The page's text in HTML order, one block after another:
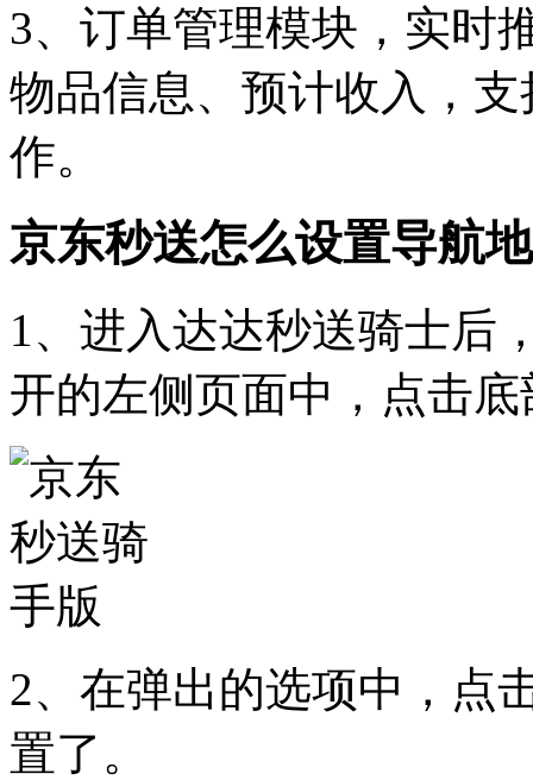
3、订单管理模块，实时
物品信息、预计收入，
作。
京东秒送怎么设置导航
1、进入达达秒送骑士后
开的左侧页面中，点击
2、在弹出的选项中，点
置了。